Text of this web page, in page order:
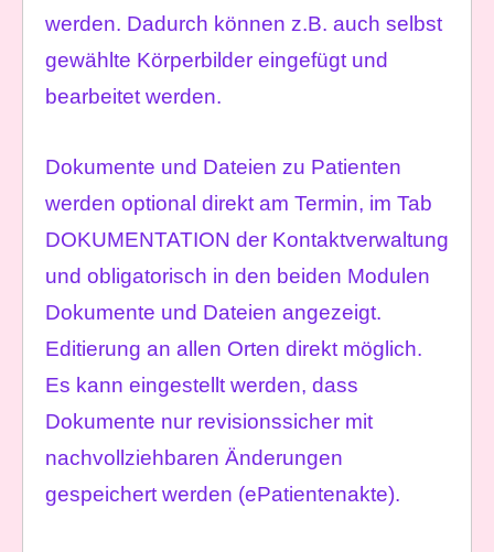
werden. Dadurch können z.B. auch selbst
gewählte Körperbilder eingefügt und
bearbeitet werden.
Dokumente und Dateien zu Patienten
werden optional direkt am Termin, im Tab
DOKUMENTATION der Kontaktverwaltung
und obligatorisch in den beiden Modulen
Dokumente und Dateien angezeigt.
Editierung an allen Orten direkt möglich.
Es kann eingestellt werden, dass
Dokumente nur revisionssicher mit
nachvollziehbaren Änderungen
gespeichert werden (ePatientenakte).